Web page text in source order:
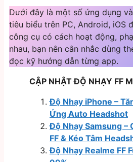
Dưới đây là một số ứng dụng
tiêu biểu trên PC, Android, iOS
công cụ có cách hoạt động,
nhau, bạn nên cân nhắc dùng
đọc kỹ hướng dẫn từng app.
CẬP NHẬT ĐỘ NHẠY FF
Độ Nhạy iPhone –
Ứng Auto Headshot
Độ Nhạy Samsung –
FF & Kéo Tâm
Độ Nhạy Realme FF